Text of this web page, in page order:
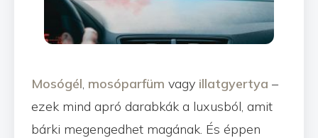
Mosógél, mosóparfüm vagy illatgyertya –
ezek mind apró darabkák a luxusból, amit
bárki megengedhet magának. És éppen